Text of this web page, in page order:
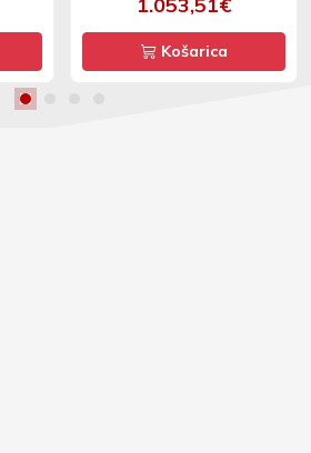
1.053,51€
Košarica